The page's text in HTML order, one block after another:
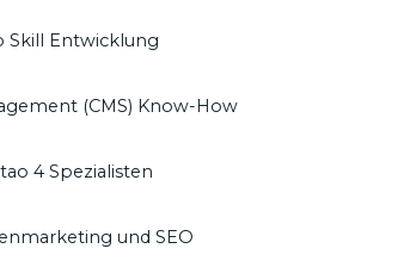
Skill Entwicklung
(CMS) Know-How
4 Spezialisten
und SEO